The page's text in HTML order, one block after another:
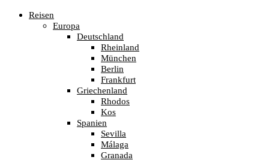
Reisen
Europa
Deutschland
Rheinland
München
Berlin
Frankfurt
Griechenland
Rhodos
Kos
Spanien
Sevilla
Málaga
Granada